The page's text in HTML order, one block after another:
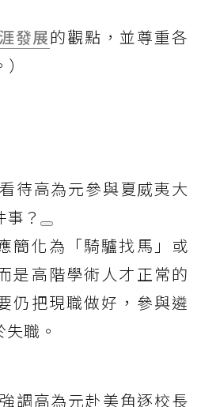
發展的觀點，並尊重各
待高為元參與夏威夷大
？
簡化為「騎驢找馬」或
是高階學術人才正常的
仍把現職做好，參與遴
職。
調高為元赴美角逐校長